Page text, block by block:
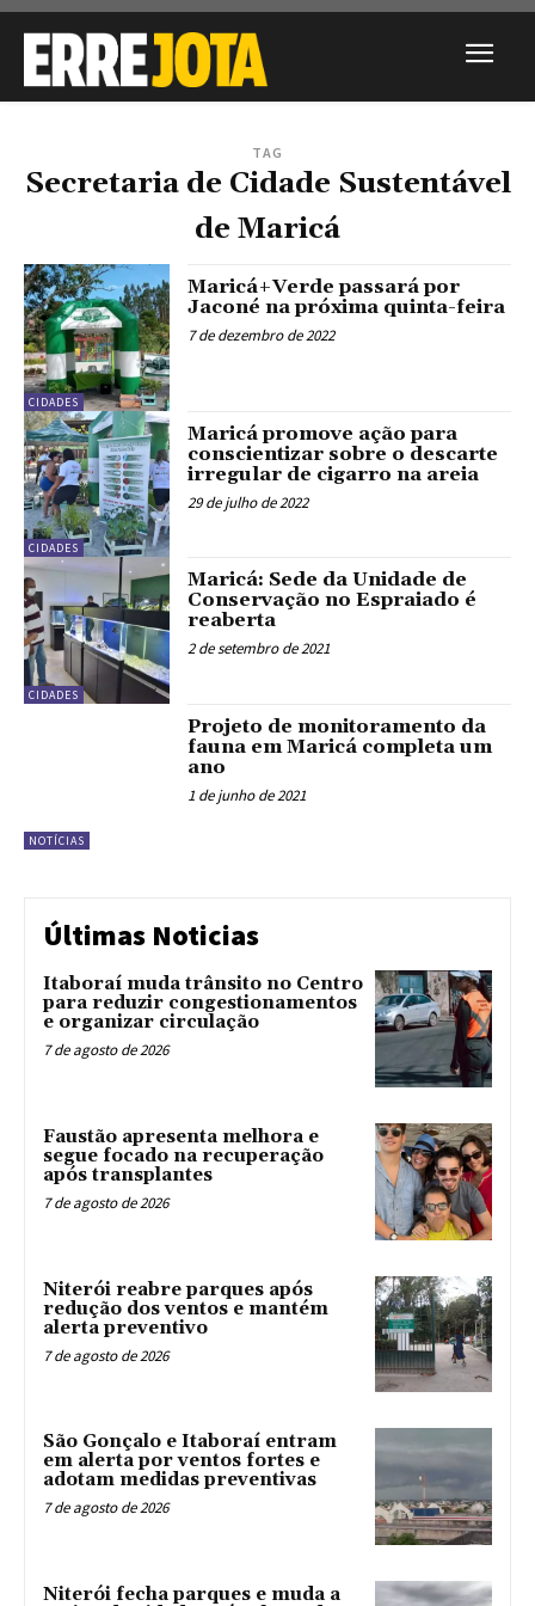
TAG
Secretaria de Cidade Sustentável
de Maricá
CIDADES
Maricá+Verde passará por
Jaconé na próxima quinta-feira
7 de dezembro de 2022
CIDADES
Maricá promove ação para
conscientizar sobre o descarte
irregular de cigarro na areia
29 de julho de 2022
CIDADES
Maricá: Sede da Unidade de
Conservação no Espraiado é
reaberta
2 de setembro de 2021
NOTÍCIAS
Projeto de monitoramento da
fauna em Maricá completa um
ano
1 de junho de 2021
Últimas Noticias
Itaboraí muda trânsito no Centro
para reduzir congestionamentos
e organizar circulação
7 de agosto de 2026
Faustão apresenta melhora e
segue focado na recuperação
após transplantes
7 de agosto de 2026
Niterói reabre parques após
redução dos ventos e mantém
alerta preventivo
7 de agosto de 2026
São Gonçalo e Itaboraí entram
em alerta por ventos fortes e
adotam medidas preventivas
7 de agosto de 2026
Niterói fecha parques e muda a